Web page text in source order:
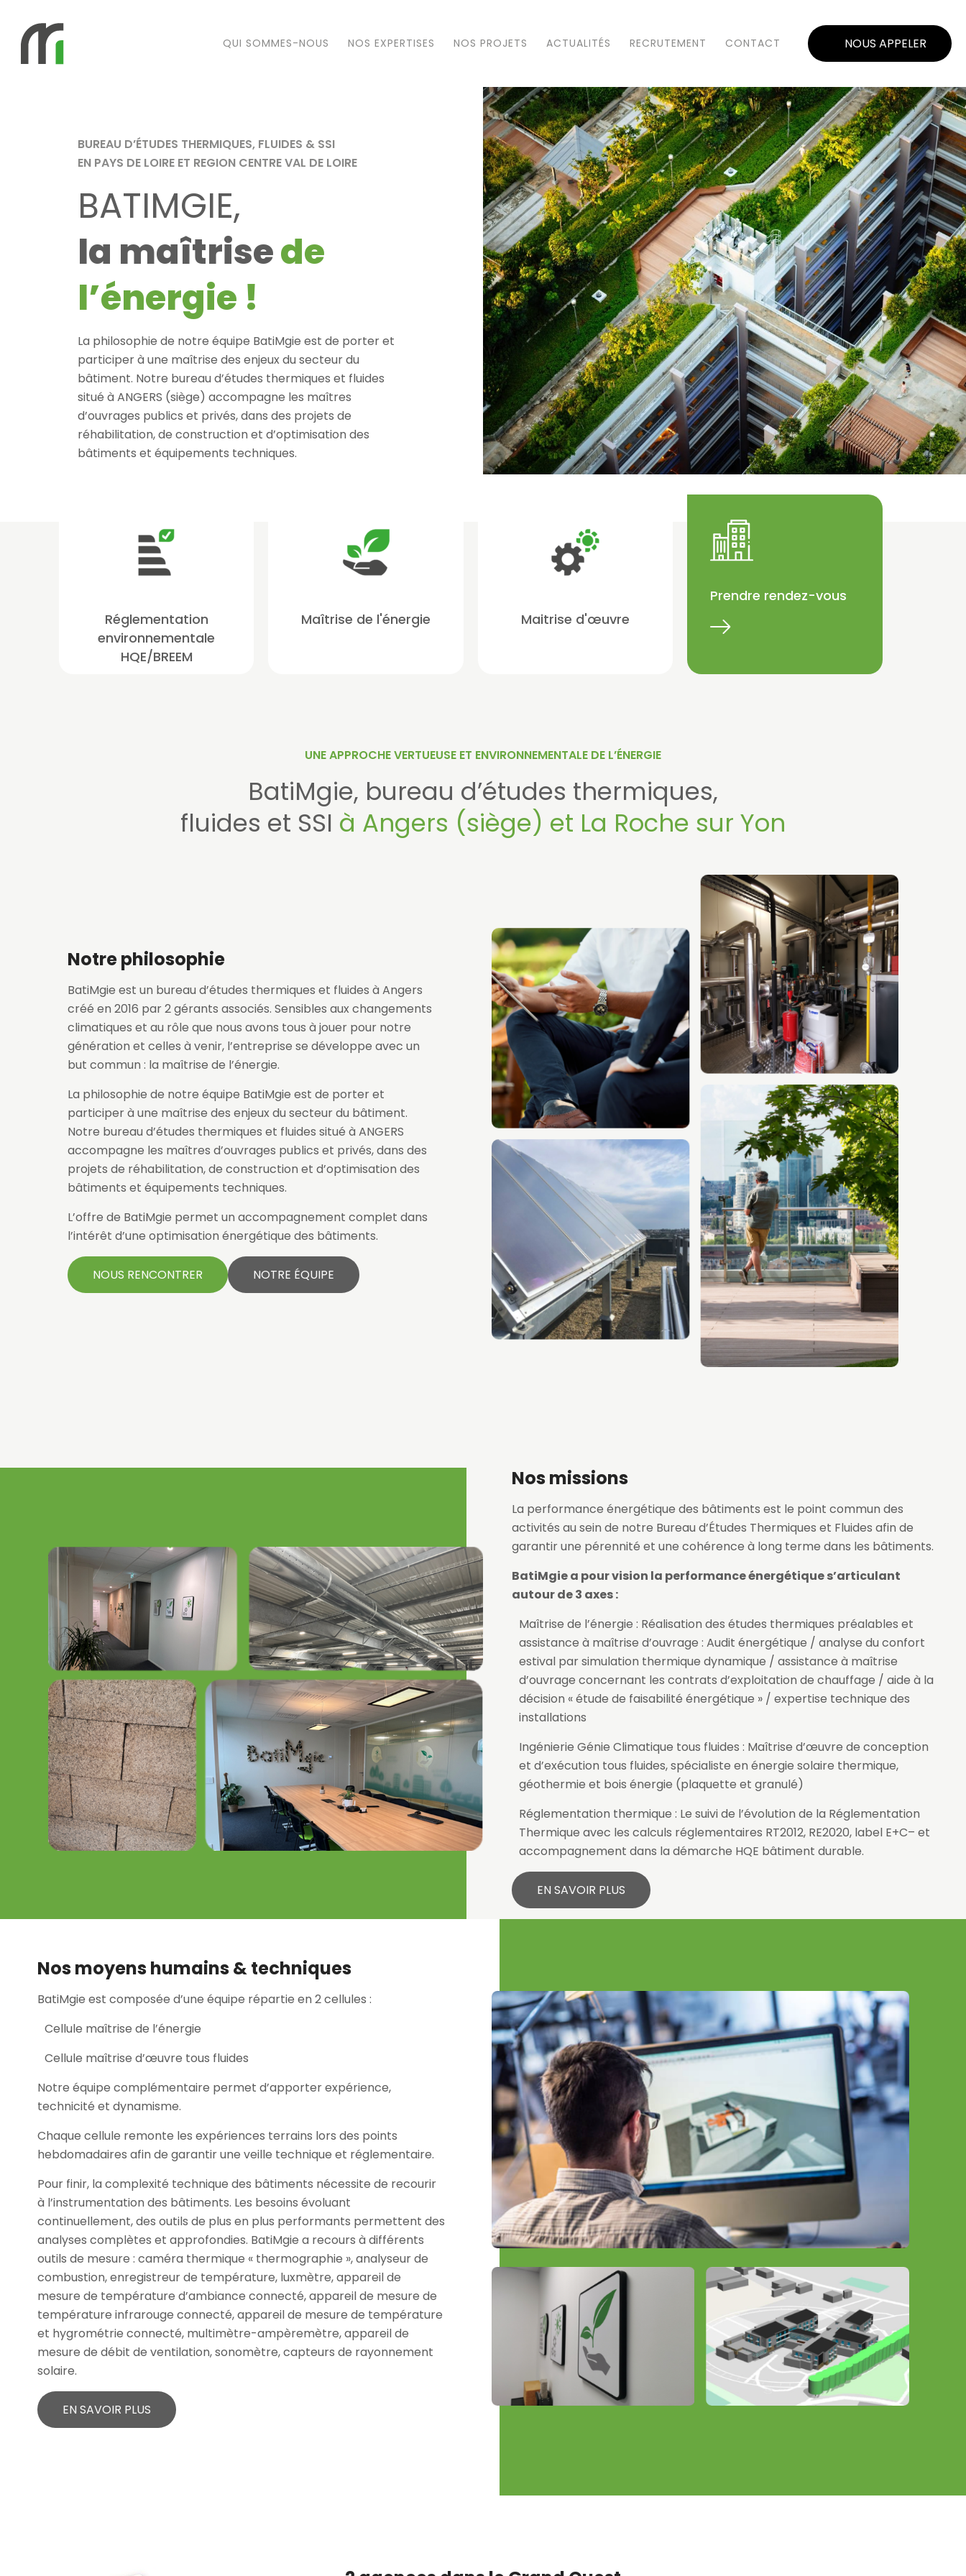
QUI SOMMES-NOUS NOS EXPERTISES NOS PROJETS ACTUALITÉS RECRUTEMENT CONTACT NOUS APPELER
BUREAU D’ÉTUDES THERMIQUES, FLUIDES & SSI
EN PAYS DE LOIRE ET REGION CENTRE VAL DE LOIRE
BATIMGIE,
la maîtrisede
l’énergie !
La philosophie de notre équipe BatiMgie est de porter et
participer à une maîtrise des enjeux du secteur du
bâtiment. Notre bureau d’études thermiques et fluides
situé à ANGERS (siège) accompagne les maîtres
d’ouvrages publics et privés, dans des projets de
réhabilitation, de construction et d’optimisation des
bâtiments et équipements techniques.
Réglementation
environnementale
HQE/BREEM
Maîtrise de l'énergie Maitrise d'œuvre
Prendre rendez-vous
UNE APPROCHE VERTUEUSE ET ENVIRONNEMENTALE DE L’ÉNERGIE
BatiMgie, bureau d’études thermiques,
fluides et SSI à Angers (siège) et La Roche sur Yon
Notre philosophie
BatiMgie est un bureau d’études thermiques et fluides à Angers
créé en 2016 par 2 gérants associés. Sensibles aux changements
climatiques et au rôle que nous avons tous à jouer pour notre
génération et celles à venir, l’entreprise se développe avec un
but commun : la maîtrise de l’énergie.
La philosophie de notre équipe BatiMgie est de porter et
participer à une maîtrise des enjeux du secteur du bâtiment.
Notre bureau d’études thermiques et fluides situé à ANGERS
accompagne les maîtres d’ouvrages publics et privés, dans des
projets de réhabilitation, de construction et d’optimisation des
bâtiments et équipements techniques.
L’offre de BatiMgie permet un accompagnement complet dans
l’intérêt d’une optimisation énergétique des bâtiments.
NOUS RENCONTRER NOTRE ÉQUIPE
Nos missions
La performance énergétique des bâtiments est le point commun des
activités au sein de notre Bureau d’Études Thermiques et Fluides afin de
garantir une pérennité et une cohérence à long terme dans les bâtiments.
BatiMgie a pour vision la performance énergétique s’articulant
autour de 3 axes :
Maîtrise de l’énergie : Réalisation des études thermiques préalables et
assistance à maîtrise d’ouvrage : Audit énergétique / analyse du confort
estival par simulation thermique dynamique / assistance à maîtrise
d’ouvrage concernant les contrats d’exploitation de chauffage / aide à la
décision « étude de faisabilité énergétique » / expertise technique des
installations
Ingénierie Génie Climatique tous fluides : Maîtrise d’œuvre de conception
et d’exécution tous fluides, spécialiste en énergie solaire thermique,
géothermie et bois énergie (plaquette et granulé)
Réglementation thermique : Le suivi de l’évolution de la Réglementation
Thermique avec les calculs réglementaires RT2012, RE2020, label E+C– et
accompagnement dans la démarche HQE bâtiment durable.
EN SAVOIR PLUS
Nos moyens humains & techniques
BatiMgie est composée d’une équipe répartie en 2 cellules :
Cellule maîtrise de l’énergie
Cellule maîtrise d’œuvre tous fluides
Notre équipe complémentaire permet d’apporter expérience,
technicité et dynamisme.
Chaque cellule remonte les expériences terrains lors des points
hebdomadaires afin de garantir une veille technique et réglementaire.
Pour finir, la complexité technique des bâtiments nécessite de recourir
à l’instrumentation des bâtiments. Les besoins évoluant
continuellement, des outils de plus en plus performants permettent des
analyses complètes et approfondies. BatiMgie a recours à différents
outils de mesure : caméra thermique « thermographie », analyseur de
combustion, enregistreur de température, luxmètre, appareil de
mesure de température d’ambiance connecté, appareil de mesure de
température infrarouge connecté, appareil de mesure de température
et hygrométrie connecté, multimètre-ampèremètre, appareil de
mesure de débit de ventilation, sonomètre, capteurs de rayonnement
solaire.
EN SAVOIR PLUS